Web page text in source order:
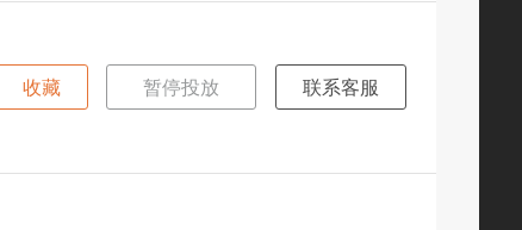
收藏 暂停投放 联系客服